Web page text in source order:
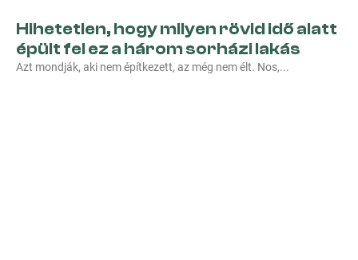
Hihetetlen, hogy milyen rövid idő alatt
épült fel ez a három sorházi lakás
Azt mondják, aki nem építkezett, az még nem élt. Nos,